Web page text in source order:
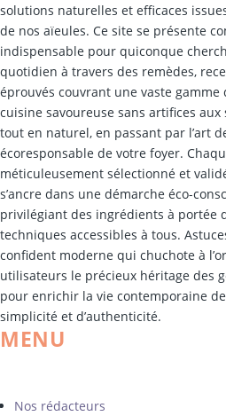
solutions naturelles et efficaces
de nos aïeules. Ce site se présente
indispensable pour quiconque
quotidien à travers des remèdes,
éprouvés couvrant une vaste gamme
cuisine savoureuse sans artifices
tout en naturel, en passant par l’art
écoresponsable de votre foyer.
méticuleusement sélectionné et
s’ancre dans une démarche éco-
privilégiant des ingrédients à portée
techniques accessibles à tous.
confident moderne qui chuchote à
utilisateurs le précieux héritage des
pour enrichir la vie contemporaine
simplicité et d’authenticité.
MENU
Nos rédacteurs